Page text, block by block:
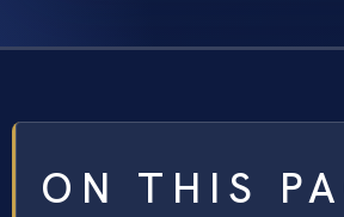
ON THIS